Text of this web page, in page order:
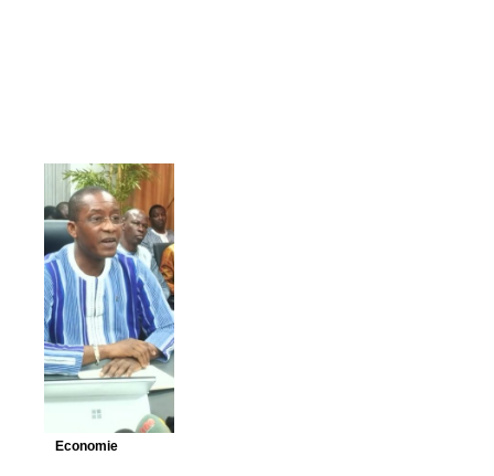
Economie